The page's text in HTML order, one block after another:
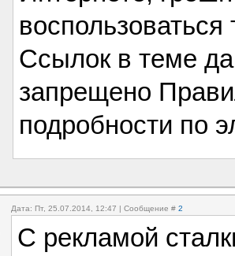
Ссылок в теме
запрещено
подробности по
Дата: Пт, 25.07.2014, 12:47 | Сообщение # 2
С рекламой